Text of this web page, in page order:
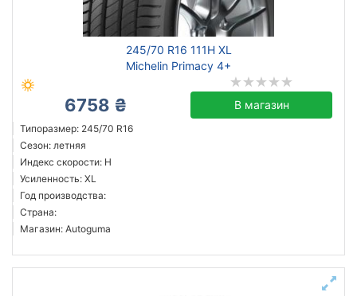
245/70 R16 111H XL
Michelin Primacy 4+
6758 ₴ В магазин
Типоразмер: 245/70 R16
Сезон: летняя
Индекс скорости: H
Усиленность: XL
Год производства:
Страна:
Магазин: Autoguma